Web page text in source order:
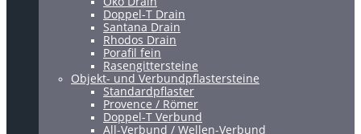
Doppel-T Drain
Santana Drain
Rhodos Drain
Porafil fein
Rasengittersteine
Objekt- und Verbundpflastersteine
Standardpflaster
Provence / Römer
Doppel-T Verbund
All-Verbund / Wellen-Verbund